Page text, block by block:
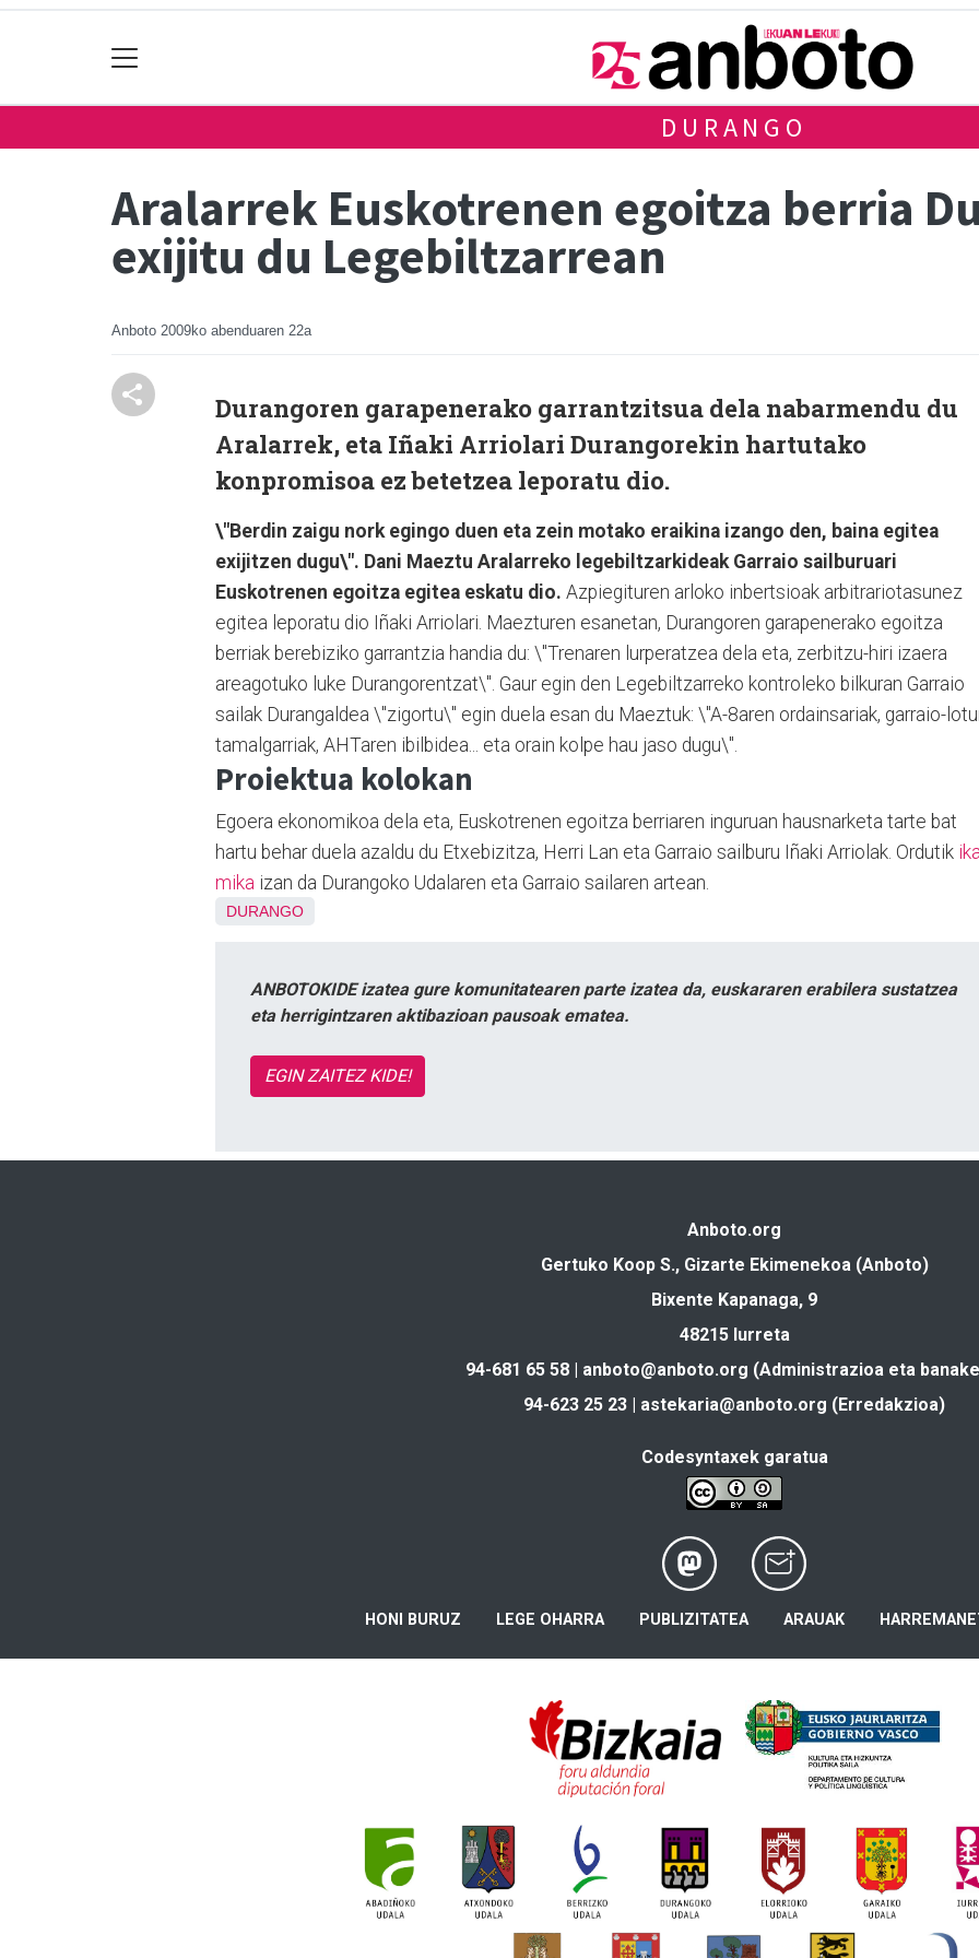
DURANGO
Aralarrek Euskotrenen egoitza berria
exijitu du Legebiltzarrean
Anboto 2009ko abenduaren 22a
Durangoren garapenerako garrantzitsua dela nabarmendu du
Aralarrek, eta Iñaki Arriolari Durangorekin hartutako
konpromisoa ez betetzea leporatu dio.
\"Berdin zaigu nork egingo duen eta zein motako eraikina izango den, baina egitea
exijitzen dugu\". Dani Maeztu Aralarreko legebiltzarkideak Garraio sailburuari
Euskotrenen egoitza egitea eskatu dio. Azpiegituren arloko inbertsioak arbitrariotasunez
egitea leporatu dio Iñaki Arriolari. Maezturen esanetan, Durangoren garapenerako egoitza
berriak berebiziko garrantzia handia du: \"Trenaren lurperatzea dela eta, zerbitzu-hiri izaera
areagotuko luke Durangorentzat\". Gaur egin den Legebiltzarreko kontroleko bilkuran Garraio
sailak Durangaldea \"zigortu\" egin duela esan du Maeztuk: \"A-8aren ordainsariak, garraio-
tamalgarriak, AHTaren ibilbidea... eta orain kolpe hau jaso dugu\".
Proiektua kolokan
Egoera ekonomikoa dela eta, Euskotrenen egoitza berriaren inguruan hausnarketa tarte bat
hartu behar duela azaldu du Etxebizitza, Herri Lan eta Garraio sailburu Iñaki Arriolak. Ordutik
mika izan da Durangoko Udalaren eta Garraio sailaren artean.
DURANGO
ANBOTOKIDE izatea gure komunitatearen parte izatea da, euskararen erabilera sustatzea
eta herrigintzaren aktibazioan pausoak ematea.
EGIN ZAITEZ KIDE!
Anboto.org
Gertuko Koop S., Gizarte Ekimenekoa (Anboto)
Bixente Kapanaga, 9
48215 Iurreta
94-681 65 58 | anboto@anboto.org (Administrazioa eta
94-623 25 23 | astekaria@anboto.org (Erredakzioa)
Codesyntaxek garatua
HONI BURUZ LEGE OHARRA PUBLIZITATEA ARAUAK